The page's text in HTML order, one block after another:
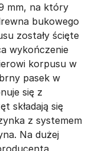
mm, na który
bukowego
zostały ścięte
wykończenie
korpusu w
pasek w
się z
składają się
z systemem
Na dużej